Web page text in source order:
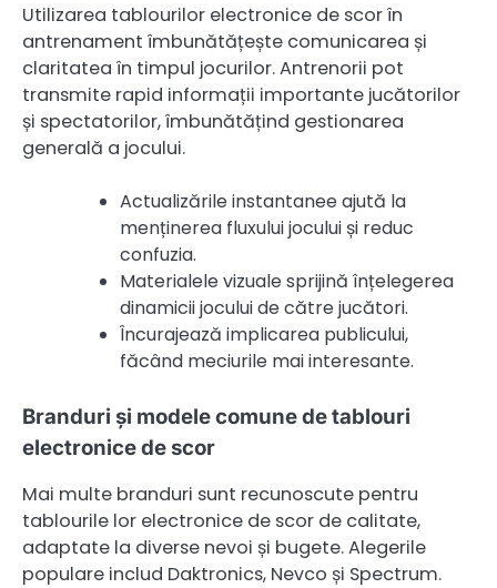
Utilizarea tablourilor electronice de scor în
antrenament îmbunătățește comunicarea și
claritatea în timpul jocurilor. Antrenorii pot
transmite rapid informații importante jucătorilor
și spectatorilor, îmbunătățind gestionarea
generală a jocului.
Actualizările instantanee ajută la
menținerea fluxului jocului și reduc
confuzia.
Materialele vizuale sprijină înțelegerea
dinamicii jocului de către jucători.
Încurajează implicarea publicului,
făcând meciurile mai interesante.
Branduri și modele comune de tablouri
electronice de scor
Mai multe branduri sunt recunoscute pentru
tablourile lor electronice de scor de calitate,
adaptate la diverse nevoi și bugete. Alegerile
populare includ Daktronics, Nevco și Spectrum.